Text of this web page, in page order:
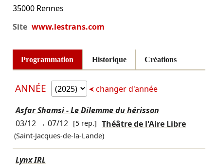
35000 Rennes
Site www.lestrans.com
Programmation Historique Créations
ANNÉE changer d'année
Asfar Shamsi - Le Dilemme du hérisson
03/12→ 07/12 [5 rep.] Théâtre de l'Aire Libre
(Saint-Jacques-de-la-Lande)
Lynx IRL